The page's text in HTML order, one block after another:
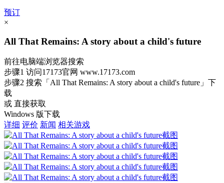
预订
×
All That Remains: A story about a child's future
前往电脑端浏览器搜索
步骤1 访问17173官网 www.17173.com
步骤2 搜索 「All That Remains: A story about a child's future」 下
载
或 直接获取
Windows 版下载
详细 评价 新闻 相关游戏